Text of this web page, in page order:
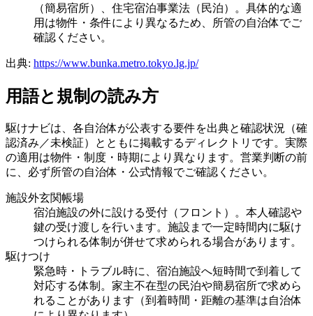
（簡易宿所）、住宅宿泊事業法（民泊）。具体的な適
用は物件・条件により異なるため、所管の自治体でご
確認ください。
出典: https://www.bunka.metro.tokyo.lg.jp/
用語と規制の読み方
駆けナビは、各自治体が公表する要件を出典と確認状況（確
認済み／未検証）とともに掲載するディレクトリです。実際
の適用は物件・制度・時期により異なります。営業判断の前
に、必ず所管の自治体・公式情報でご確認ください。
施設外玄関帳場
宿泊施設の外に設ける受付（フロント）。本人確認や
鍵の受け渡しを行います。施設まで一定時間内に駆け
つけられる体制が併せて求められる場合があります。
駆けつけ
緊急時・トラブル時に、宿泊施設へ短時間で到着して
対応する体制。家主不在型の民泊や簡易宿所で求めら
れることがあります（到着時間・距離の基準は自治体